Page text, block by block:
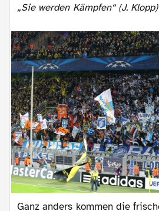
„Sie werden Kämpfen“ (J. Klopp)
Ganz anders kommen die frischen Franzosen von